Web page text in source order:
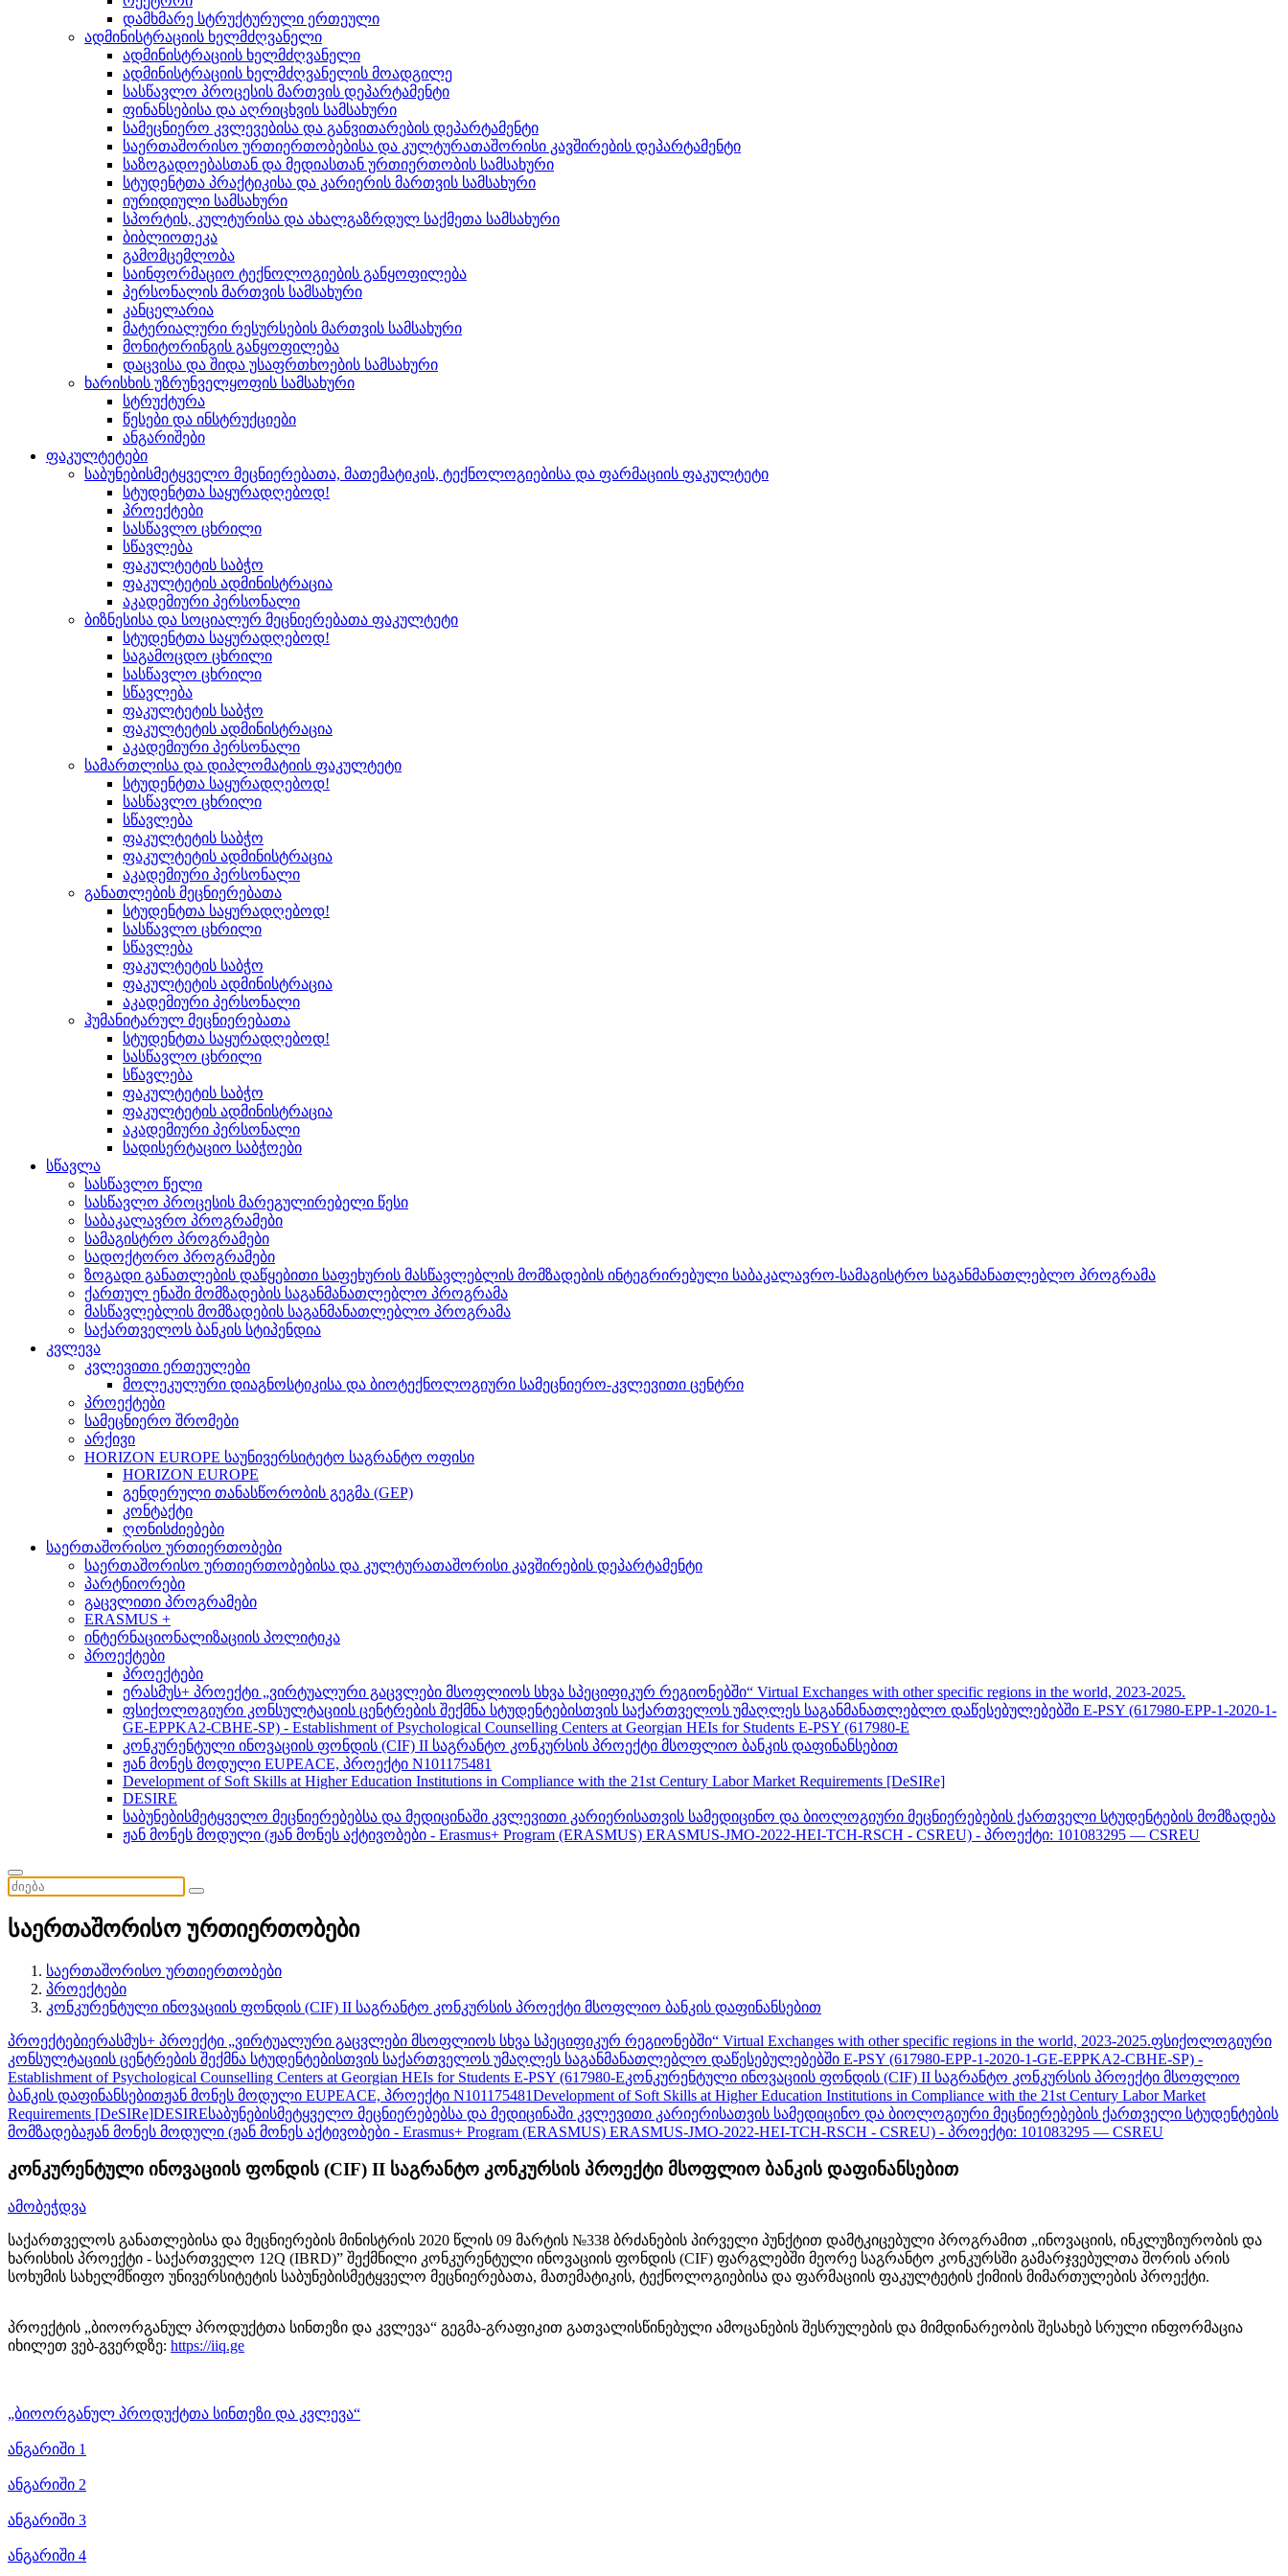
დამხმარე სტრუქტურული ერთეული
ადმინისტრაციის ხელმძღვანელი
ადმინისტრაციის ხელმძღვანელი
ადმინისტრაციის ხელმძღვანელის მოადგილე
სასწავლო პროცესის მართვის დეპარტამენტი
ფინანსებისა და აღრიცხვის სამსახური
სამეცნიერო კვლევებისა და განვითარების დეპარტამენტი
საერთაშორისო ურთიერთობებისა და კულტურათაშორისი კავშირების დეპარტამენტი
საზოგადოებასთან და მედიასთან ურთიერთობის სამსახური
სტუდენტთა პრაქტიკისა და კარიერის მართვის სამსახური
იურიდიული სამსახური
სპორტის, კულტურისა და ახალგაზრდულ საქმეთა სამსახური
ბიბლიოთეკა
გამომცემლობა
საინფორმაციო ტექნოლოგიების განყოფილება
პერსონალის მართვის სამსახური
კანცელარია
მატერიალური რესურსების მართვის სამსახური
მონიტორინგის განყოფილება
დაცვისა და შიდა უსაფრთხოების სამსახური
ხარისხის უზრუნველყოფის სამსახური
სტრუქტურა
წესები და ინსტრუქციები
ანგარიშები
ფაკულტეტები
საბუნებისმეტყველო მეცნიერებათა, მათემატიკის, ტექნოლოგიებისა და ფარმაციის ფაკულტეტი
სტუდენტთა საყურადღებოდ!
პროექტები
სასწავლო ცხრილი
სწავლება
ფაკულტეტის საბჭო
ფაკულტეტის ადმინისტრაცია
აკადემიური პერსონალი
ბიზნესისა და სოციალურ მეცნიერებათა ფაკულტეტი
სტუდენტთა საყურადღებოდ!
საგამოცდო ცხრილი
სასწავლო ცხრილი
სწავლება
ფაკულტეტის საბჭო
ფაკულტეტის ადმინისტრაცია
აკადემიური პერსონალი
სამართლისა და დიპლომატიის ფაკულტეტი
სტუდენტთა საყურადღებოდ!
სასწავლო ცხრილი
სწავლება
ფაკულტეტის საბჭო
ფაკულტეტის ადმინისტრაცია
აკადემიური პერსონალი
განათლების მეცნიერებათა
სტუდენტთა საყურადღებოდ!
სასწავლო ცხრილი
სწავლება
ფაკულტეტის საბჭო
ფაკულტეტის ადმინისტრაცია
აკადემიური პერსონალი
ჰუმანიტარულ მეცნიერებათა
სტუდენტთა საყურადღებოდ!
სასწავლო ცხრილი
სწავლება
ფაკულტეტის საბჭო
ფაკულტეტის ადმინისტრაცია
აკადემიური პერსონალი
სადისერტაციო საბჭოები
სწავლა
სასწავლო წელი
სასწავლო პროცესის მარეგულირებელი წესი
საბაკალავრო პროგრამები
სამაგისტრო პროგრამები
სადოქტორო პროგრამები
ზოგადი განათლების დაწყებითი საფეხურის მასწავლებლის მომზადების ინტეგრირებული საბაკალავრო-სამაგისტრო საგანმანათლებლო პროგრამა
ქართულ ენაში მომზადების საგანმანათლებლო პროგრამა
მასწავლებლის მომზადების საგანმანათლებლო პროგრამა
საქართველოს ბანკის სტიპენდია
კვლევა
კვლევითი ერთეულები
მოლეკულური დიაგნოსტიკისა და ბიოტექნოლოგიური სამეცნიერო-კვლევითი ცენტრი
პროექტები
სამეცნიერო შრომები
არქივი
HORIZON EUROPE საუნივერსიტეტო საგრანტო ოფისი
HORIZON EUROPE
გენდერული თანასწორობის გეგმა (GEP)
კონტაქტი
ღონისძიებები
საერთაშორისო ურთიერთობები
საერთაშორისო ურთიერთობებისა და კულტურათაშორისი კავშირების დეპარტამენტი
პარტნიორები
გაცვლითი პროგრამები
ERASMUS +
ინტერნაციონალიზაციის პოლიტიკა
პროექტები
პროექტები
ერასმუს+ პროექტი „ვირტუალური გაცვლები მსოფლიოს სხვა სპეციფიკურ რეგიონებში“ Virtual Exchanges with other specific regions in the world, 2023-2025.
ფსიქოლოგიური კონსულტაციის ცენტრების შექმნა სტუდენტებისთვის საქართველოს უმაღლეს საგანმანათლებლო დაწესებულებებში E-PSY (617980-EPP-1-2020-1-
GE-EPPKA2-CBHE-SP) - Establishment of Psychological Counselling Centers at Georgian HEIs for Students E-PSY (617980-E
კონკურენტული ინოვაციის ფონდის (CIF) II საგრანტო კონკურსის პროექტი მსოფლიო ბანკის დაფინანსებით
ჟან მონეს მოდული EUPEACE, პროექტი N101175481
Development of Soft Skills at Higher Education Institutions in Compliance with the 21st Century Labor Market Requirements [DeSIRe]
DESIRE
საბუნებისმეტყველო მეცნიერებებსა და მედიცინაში კვლევითი კარიერისათვის სამედიცინო და ბიოლოგიური მეცნიერებების ქართველი სტუდენტების მომზადება
ჟან მონეს მოდული (ჟან მონეს აქტივობები - Erasmus+ Program (ERASMUS) ERASMUS-JMO-2022-HEI-TCH-RSCH - CSREU) - პროექტი: 101083295 — CSREU
საერთაშორისო ურთიერთობები
საერთაშორისო ურთიერთობები
პროექტები
კონკურენტული ინოვაციის ფონდის (CIF) II საგრანტო კონკურსის პროექტი მსოფლიო ბანკის დაფინანსებით
პროექტებიერასმუს+ პროექტი „ვირტუალური გაცვლები მსოფლიოს სხვა სპეციფიკურ რეგიონებში“ Virtual Exchanges with other specific regions in the world, 2023-2025.ფსიქოლოგიური
კონსულტაციის ცენტრების შექმნა სტუდენტებისთვის საქართველოს უმაღლეს საგანმანათლებლო დაწესებულებებში E-PSY (617980-EPP-1-2020-1-GE-EPPKA2-CBHE-SP) -
Establishment of Psychological Counselling Centers at Georgian HEIs for Students E-PSY (617980-Eკონკურენტული ინოვაციის ფონდის (CIF) II საგრანტო კონკურსის პროექტი მსოფლიო
ბანკის დაფინანსებითჟან მონეს მოდული EUPEACE, პროექტი N101175481Development of Soft Skills at Higher Education Institutions in Compliance with the 21st Century Labor Market
Requirements [DeSIRe]DESIREსაბუნებისმეტყველო მეცნიერებებსა და მედიცინაში კვლევითი კარიერისათვის სამედიცინო და ბიოლოგიური მეცნიერებების ქართველი სტუდენტების
მომზადებაჟან მონეს მოდული (ჟან მონეს აქტივობები - Erasmus+ Program (ERASMUS) ERASMUS-JMO-2022-HEI-TCH-RSCH - CSREU) - პროექტი: 101083295 — CSREU
კონკურენტული ინოვაციის ფონდის (CIF) II საგრანტო კონკურსის პროექტი მსოფლიო ბანკის დაფინანსებით
ამობეჭდვა
საქართველოს განათლებისა და მეცნიერების მინისტრის 2020 წლის 09 მარტის №338 ბრძანების პირველი პუნქტით დამტკიცებული პროგრამით „ინოვაციის, ინკლუზიურობის და
ხარისხის პროექტი - საქართველო 12Q (IBRD)” შექმნილი კონკურენტული ინოვაციის ფონდის (CIF) ფარგლებში მეორე საგრანტო კონკურსში გამარჯვებულთა შორის არის
სოხუმის სახელმწიფო უნივერსიტეტის საბუნებისმეტყველო მეცნიერებათა, მათემატიკის, ტექნოლოგიებისა და ფარმაციის ფაკულტეტის ქიმიის მიმართულების პროექტი.
პროექტის „ბიოორგანულ პროდუქტთა სინთეზი და კვლევა“ გეგმა-გრაფიკით გათვალისწინებული ამოცანების შესრულების და მიმდინარეობის შესახებ სრული ინფორმაცია
იხილეთ ვებ-გვერდზე: https://iiq.ge
„ბიოორგანულ პროდუქტთა სინთეზი და კვლევა“
ანგარიში 1
ანგარიში 2
ანგარიში 3
ანგარიში 4